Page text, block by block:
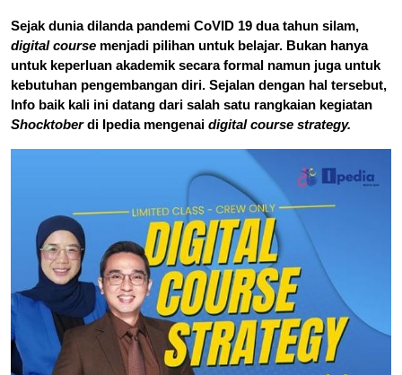
Sejak dunia dilanda pandemi CoVID 19 dua tahun silam,
digital course menjadi pilihan untuk belajar. Bukan hanya
untuk keperluan akademik secara formal namun juga untuk
kebutuhan pengembangan diri. Sejalan dengan hal tersebut,
Info baik kali ini datang dari salah satu rangkaian kegiatan
Shocktoberdi Ipedia mengenai digital course strategy.